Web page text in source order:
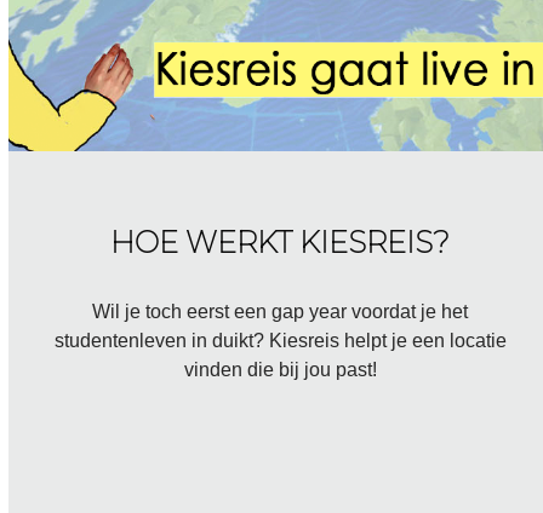
HOE WERKT KIESREIS?
Wil je toch eerst een gap year voordat je het
studentenleven in duikt? Kiesreis helpt je een locatie
vinden die bij jou past!